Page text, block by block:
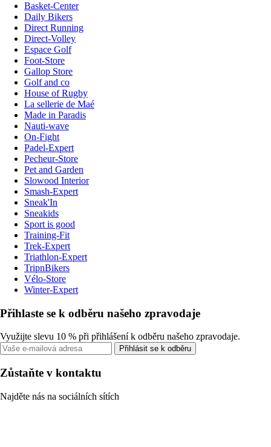
Basket-Center
Daily Bikers
Direct Running
Direct-Volley
Espace Golf
Foot-Store
Gallop Store
Golf and co
House of Rugby
La sellerie de Maé
Made in Paradis
Nauti-wave
On-Fight
Padel-Expert
Pecheur-Store
Pet and Garden
Slowood Interior
Smash-Expert
Sneak'In
Sneakids
Sport is good
Training-Fit
Trek-Expert
Triathlon-Expert
TripnBikers
Vélo-Store
Winter-Expert
Přihlaste se k odběru našeho zpravodaje
Využijte slevu 10 % při přihlášení k odběru našeho zpravodaje.
Přihlásit se k odběru
Zůstaňte v kontaktu
Najděte nás na sociálních sítích